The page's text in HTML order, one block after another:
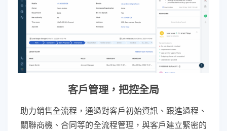
客戶管理，把控全局
助力銷售全流程，通過對客戶初始資訊、跟進過程、
關聯商機、合同等的全流程管理，與客戶建立緊密的